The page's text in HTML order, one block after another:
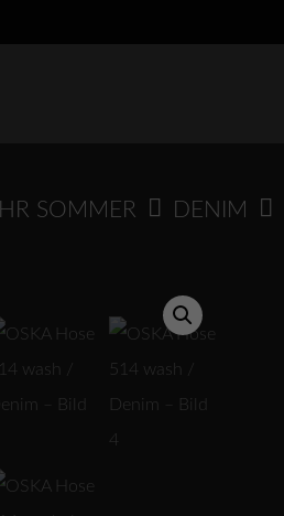
SOMMER DENIM